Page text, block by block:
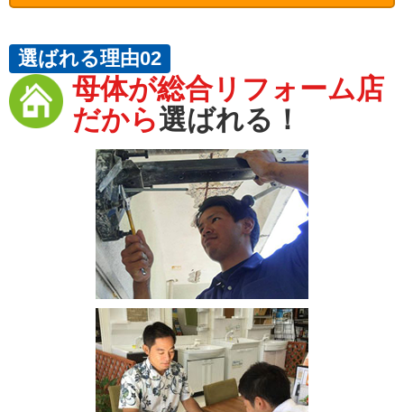
母体が総合リフォーム店
だから選ばれる！
選ばれる理由02